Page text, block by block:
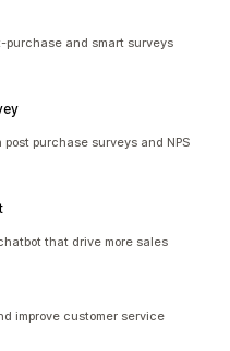
purchase and smart surveys
purchase surveys and NPS
that drive more sales
improve customer service